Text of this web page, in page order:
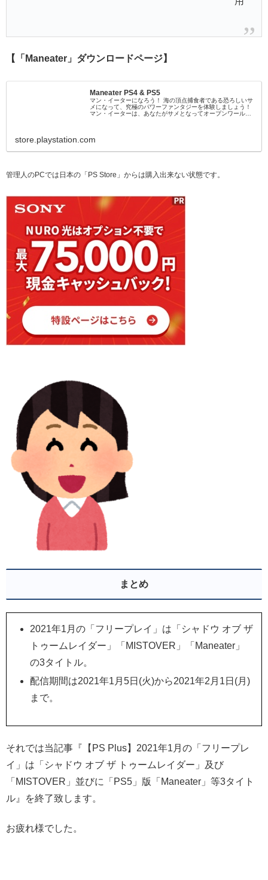
【「Maneater」ダウンロードページ】
Maneater PS4 & PS5
マン・イーターになろう！ 海の頂点捕食者である恐ろしいサ
メになって、究極のパワーファンタジーを体験しましょう！
マン・イーターは、あなたがサメとなってオープンワールド
store.playstation.com
管理人のPCでは日本の「PS Store」からは購入出来ない状態です。
まとめ
2021年1月の「フリープレイ」は「シャドウ オブ ザ
トゥームレイダー」「MISTOVER」「Maneater」
の3タイトル。
配信期間は2021年1月5日(火)から2021年2月1日(月)
まで。
それでは当記事『【PS Plus】2021年1月の「フリープレ
イ」は「シャドウ オブ ザ トゥームレイダー」及び
「MISTOVER」並びに「PS5」版「Maneater」等3タイト
ル』を終了致します。
お疲れ様でした。